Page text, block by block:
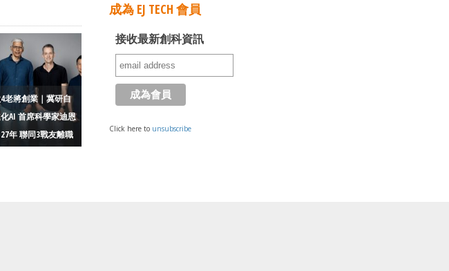
老將創業｜冀研自
AI 首席科學家迪恩
年 聯同3戰友離職
成為 EJ TECH 會員
接收最新創科資訊
Click here to unsubscribe